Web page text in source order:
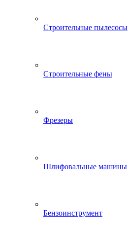
Строительные пылесосы
Строительные фены
Фрезеры
Шлифовальные машины
Бензоинструмент